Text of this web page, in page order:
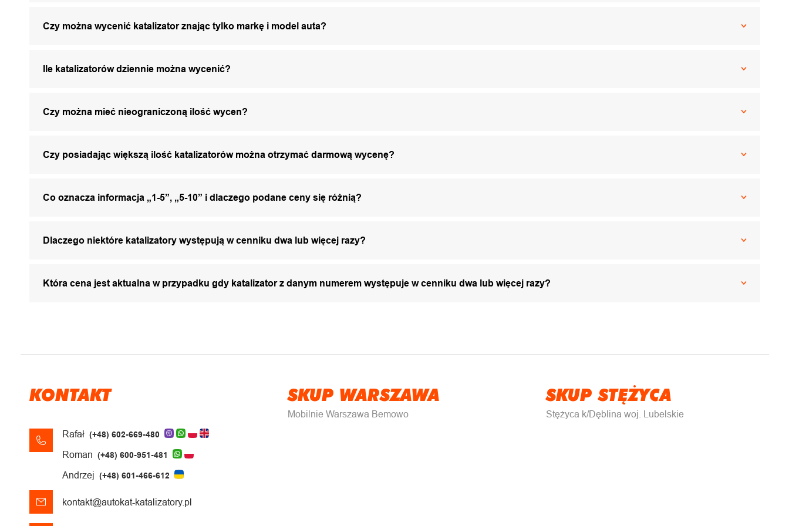
Czy można wycenić katalizator znając tylko markę i model auta?
Ile katalizatorów dziennie można wycenić?
Czy można mieć nieograniczoną ilość wycen?
Czy posiadając większą ilość katalizatorów można otrzymać darmową wycenę?
Co oznacza informacja „1-5”, „5-10” i dlaczego podane ceny się różnią?
Dlaczego niektóre katalizatory występują w cenniku dwa lub więcej razy?
Która cena jest aktualna w przypadku gdy katalizator z danym numerem występuje w cenniku dwa lub więcej razy?
KONTAKT
Rafał (+48) 602-669-480
Roman (+48) 600-951-481
Andrzej (+48) 601-466-612
kontakt@autokat-katalizatory.pl
SKUP WARSZAWA
Mobilnie Warszawa Bemowo
SKUP STĘŻYCA
Stężyca k/Dęblina woj. Lubelskie